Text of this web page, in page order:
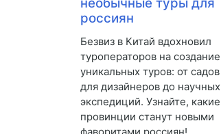
необычные туры для
россиян
Безвиз в Китай вдохновил
туроператоров на создание
уникальных туров: от садов
для дизайнеров до научных
экспедиций. Узнайте, какие
провинции станут новыми